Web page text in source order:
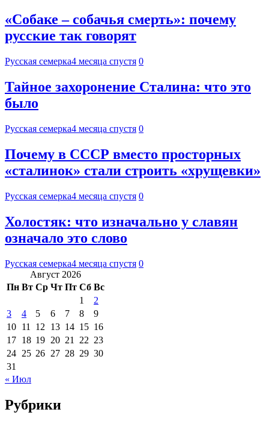
«Собаке – собачья смерть»: почему
русские так говорят
Русская семерка4 месяца спустя 0
Тайное захоронение Сталина: что это
было
Русская семерка4 месяца спустя 0
Почему в СССР вместо просторных
«сталинок» стали строить «хрущевки»
Русская семерка4 месяца спустя 0
Холостяк: что изначально у славян
означало это слово
Русская семерка4 месяца спустя 0
Август 2026
Пн Вт Ср Чт Пт Сб Вс
1
2
3
4 5 6 7 8
9
10 11 12 13 14 15 16
17 18 19 20 21 22 23
24 25 26 27 28 29 30
31
« Июл
Рубрики